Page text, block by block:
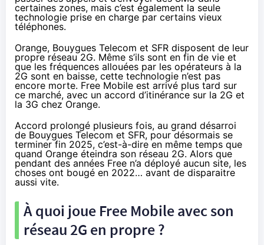
certaines zones, mais c’est également la seule
technologie prise en charge par certains vieux
téléphones.
Orange, Bouygues Telecom et SFR disposent de leur
propre réseau 2G. Même s’ils sont en fin de vie et
que les fréquences allouées par les opérateurs à la
2G sont en baisse, cette technologie n’est pas
encore morte. Free Mobile est arrivé plus tard sur
ce marché, avec un accord d’itinérance sur la 2G et
la 3G chez Orange.
Accord prolongé plusieurs fois, au grand désarroi
de Bouygues Telecom et SFR, pour désormais se
terminer fin 2025, c’est-à-dire en même temps que
quand Orange éteindra son réseau 2G. Alors que
pendant des années Free n’a déployé aucun site, les
choses ont bougé en 2022… avant de disparaitre
aussi vite.
À quoi joue Free Mobile avec son
réseau 2G en propre ?